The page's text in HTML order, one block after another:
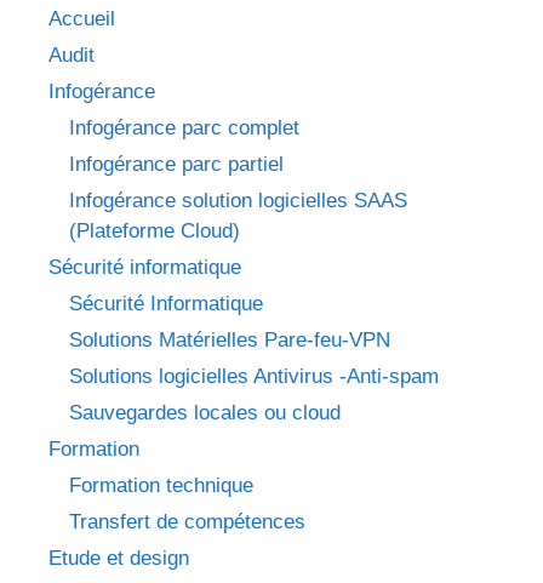
Accueil
Audit
Infogérance
Infogérance parc complet
Infogérance parc partiel
Infogérance solution logicielles SAAS
(Plateforme Cloud)
Sécurité informatique
Sécurité Informatique
Solutions Matérielles Pare-feu-VPN
Solutions logicielles Antivirus -Anti-spam
Sauvegardes locales ou cloud
Formation
Formation technique
Transfert de compétences
Etude et design